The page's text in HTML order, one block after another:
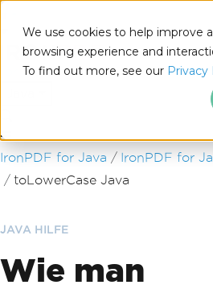
We use cookies to help improve
browsing experience and
To find out more, see our Privacy
Zum Fußzeileninhalt springen
IronPDF for Java IronPDF for
toLowerCase Java
JAVA HILFE
Wie man